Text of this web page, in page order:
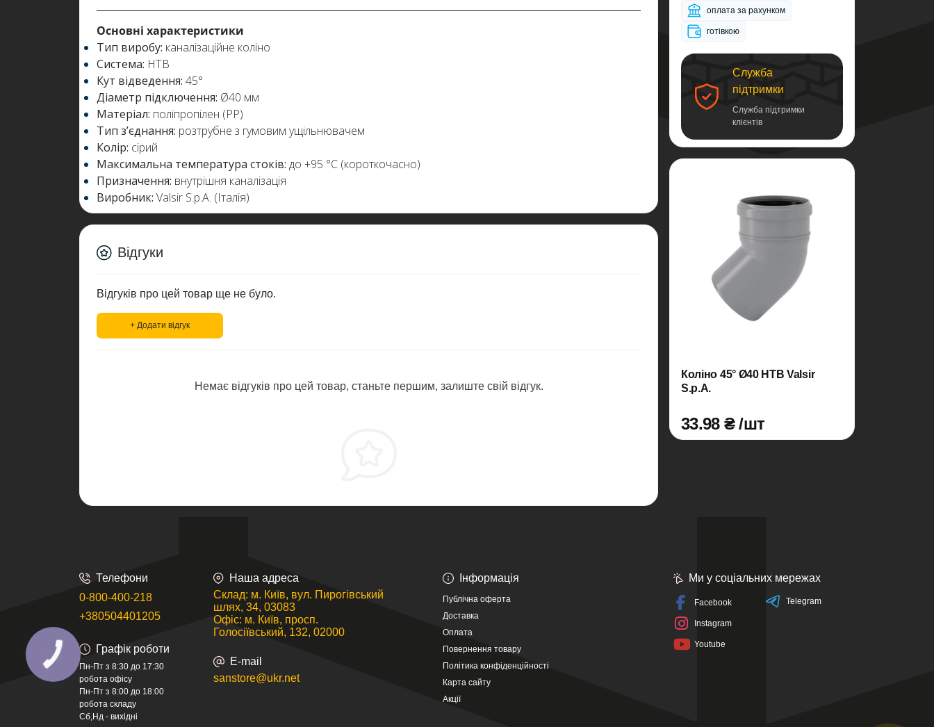
оплата за рахунком
готівкою
Служба
підтримки
Служба підтримки
клієнтів
Коліно 45° Ø40 HTB Valsir
S.p.A.
33.98 ₴ /шт
Основні характеристики
Тип виробу: каналізаційне коліно
Система: HTB
Кут відведення: 45°
Діаметр підключення: Ø40 мм
Матеріал: поліпропілен (PP)
Тип з’єднання: розтрубне з гумовим ущільнювачем
Колір: сірий
Максимальна температура стоків: до +95 °C (короткочасно)
Призначення: внутрішня каналізація
Виробник: Valsir S.p.A. (Італія)
Відгуки
Відгуків про цей товар ще не було.
+ Додати відгук
Немає відгуків про цей товар, станьте першим, залиште свій відгук.
Телефони
0-800-400-218
+380504401205
Графік роботи
Пн-Пт з 8:30 до 17:30
робота офісу
Пн-Пт з 8:00 до 18:00
робота складу
Сб,Нд - вихідні
Наша адреса
Склад: м. Київ, вул. Пирогівський
шлях, 34, 03083
Офіс: м. Київ, просп.
Голосіївський, 132, 02000
E-mail
sanstore@ukr.net
Інформація
Публічна оферта
Доставка
Оплата
Повернення товару
Політика конфіденційності
Карта сайту
Акції
Ми у соціальних мережах
Facebook
Instagram
Youtube
Telegram